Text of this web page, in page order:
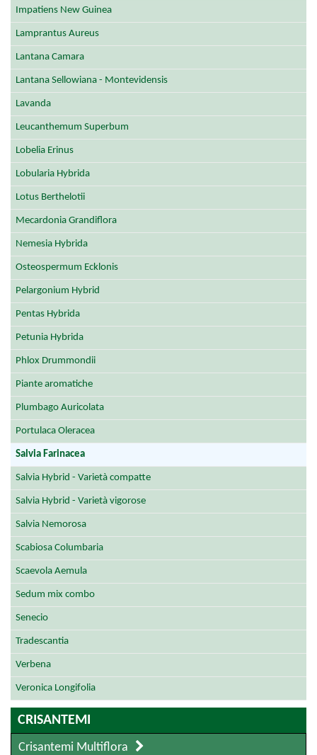
Impatiens New Guinea
Lamprantus Aureus
Lantana Camara
Lantana Sellowiana - Montevidensis
Lavanda
Leucanthemum Superbum
Lobelia Erinus
Lobularia Hybrida
Lotus Berthelotii
Mecardonia Grandiflora
Nemesia Hybrida
Osteospermum Ecklonis
Pelargonium Hybrid
Pentas Hybrida
Petunia Hybrida
Phlox Drummondii
Piante aromatiche
Plumbago Auricolata
Portulaca Oleracea
Salvia Farinacea
Salvia Hybrid - Varietà compatte
Salvia Hybrid - Varietà vigorose
Salvia Nemorosa
Scabiosa Columbaria
Scaevola Aemula
Sedum mix combo
Senecio
Tradescantia
Verbena
Veronica Longifolia
CRISANTEMI
Crisantemi Multiflora